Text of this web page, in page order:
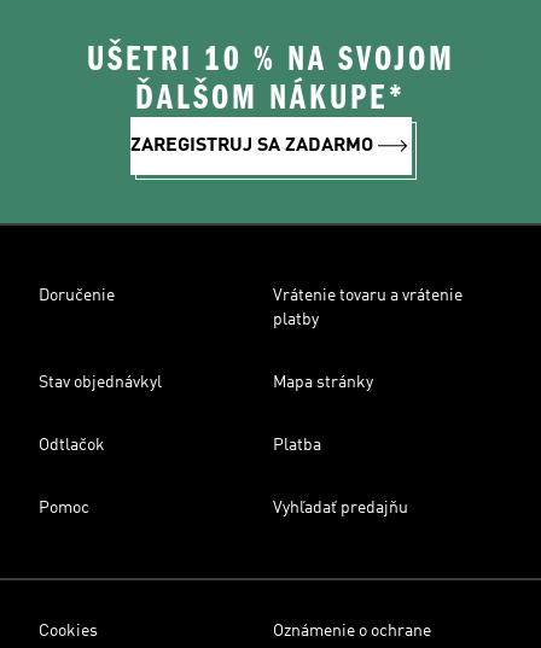
UŠETRI 10 % NA SVOJOM
ĎALŠOM NÁKUPE*
ZAREGISTRUJ SA ZADARMO
Doručenie
Vrátenie tovaru a vrátenie
platby
Stav objednávkyl Mapa stránky
Odtlačok Platba
Pomoc Vyhľadať predajňu
Cookies
Oznámenie o ochrane